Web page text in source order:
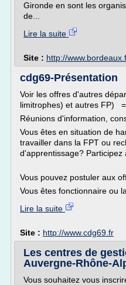
Gironde en sont les
de...
Lire la suite
Site : http://
cdg69-Présentation
Voir les offres d'autres
limitrophes) et autres FP)
Réunions d'information,
Vous êtes en situation de
travailler dans la FPT ou
d'apprentissage?
Vous pouvez postuler aux
Vous êtes fonctionnaire ou
Lire la suite
Site : http://www.cdg69.fr
Les centres de
Auvergne-Rhône-
Vous souhaitez vous